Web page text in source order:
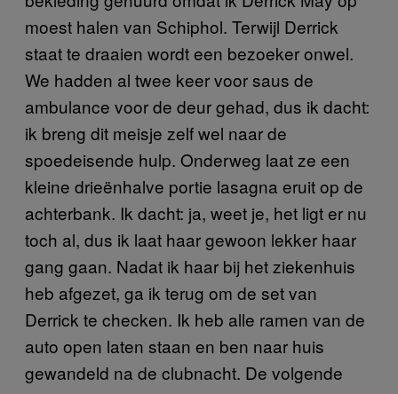
moest halen van Schiphol. Terwijl Derrick
staat te draaien wordt een bezoeker onwel.
We hadden al twee keer voor saus de
ambulance voor de deur gehad, dus ik dacht:
ik breng dit meisje zelf wel naar de
spoedeisende hulp. Onderweg laat ze een
kleine drieënhalve portie lasagna eruit op de
achterbank. Ik dacht: ja, weet je, het ligt er nu
toch al, dus ik laat haar gewoon lekker haar
gang gaan. Nadat ik haar bij het ziekenhuis
heb afgezet, ga ik terug om de set van
Derrick te checken. Ik heb alle ramen van de
auto open laten staan en ben naar huis
gewandeld na de clubnacht. De volgende